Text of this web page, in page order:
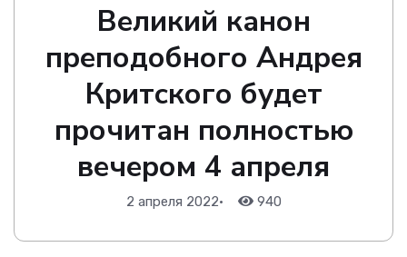
Великий канон
преподобного Андрея
Критского будет
прочитан полностью
вечером 4 апреля
2 апреля 2022• 940